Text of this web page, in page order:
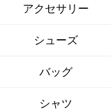
アクセサリー
シューズ
バッグ
シャツ